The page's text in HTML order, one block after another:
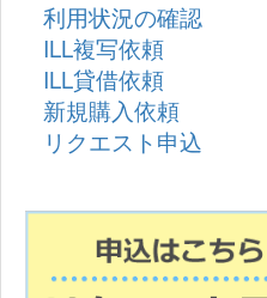
利用状況の確認
ILL複写依頼
ILL貸借依頼
新規購入依頼
リクエスト申込